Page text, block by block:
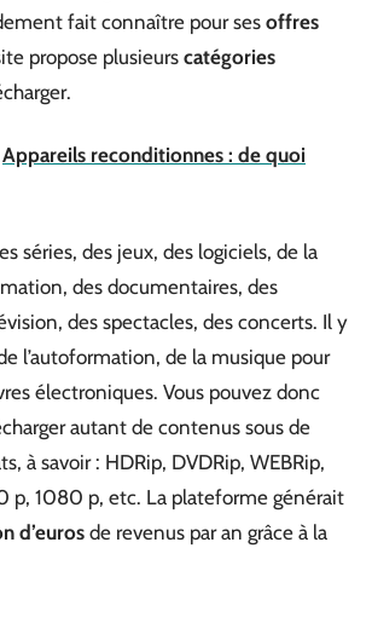
fait connaître pour ses offres
propose plusieurs catégories
Appareils reconditionnes : de quoi
séries, des jeux, des logiciels, de la
des documentaires, des
des spectacles, des concerts. Il y
l’autoformation, de la musique pour
électroniques. Vous pouvez donc
autant de contenus sous de
à savoir : HDRip, DVDRip, WEBRip,
p, 1080 p, etc. La plateforme générait
d’eurosde revenus par an grâce à la